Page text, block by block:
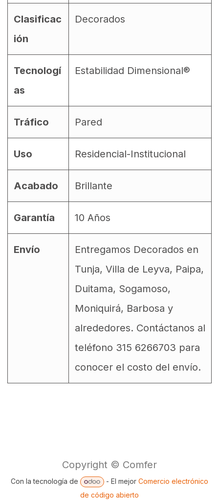
Clasificac
ión
Decorados
Tecnologí
as
Estabilidad Dimensional®
Tráfico Pared
Uso Residencial-Institucional
Acabado Brillante
Garantía 10 Años
Envío
Entregamos Decorados en
Tunja, Villa de Leyva, Paipa,
Duitama, Sogamoso,
Moniquirá, Barbosa y
alrededores. Contáctanos al
teléfono 315 6266703 para
conocer el costo del envío.
Copyright © Comfer
Con la tecnología de - El mejor Comercio electrónico
de código abierto